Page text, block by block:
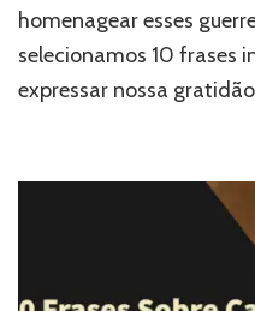
homenagear esses
selecionamos 10 frases
expressar nossa